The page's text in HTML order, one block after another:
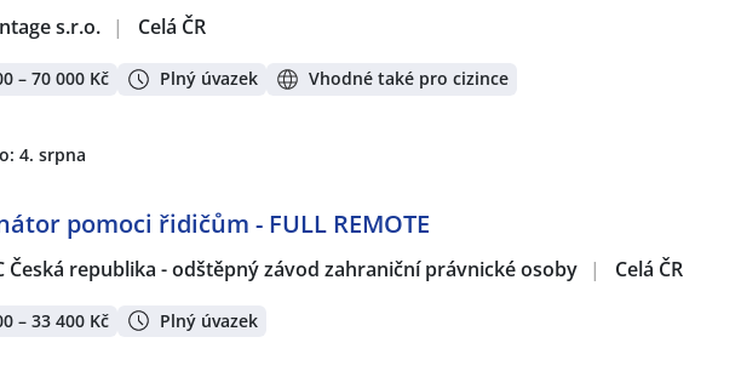
s.r.o. | Celá ČR
– 70 000 Kč Plný úvazek Vhodné také pro cizince
4. srpna
pomoci řidičům - FULL REMOTE
Česká republika - odštěpný závod zahraniční právnické osoby | Celá ČR
– 33 400 Kč Plný úvazek